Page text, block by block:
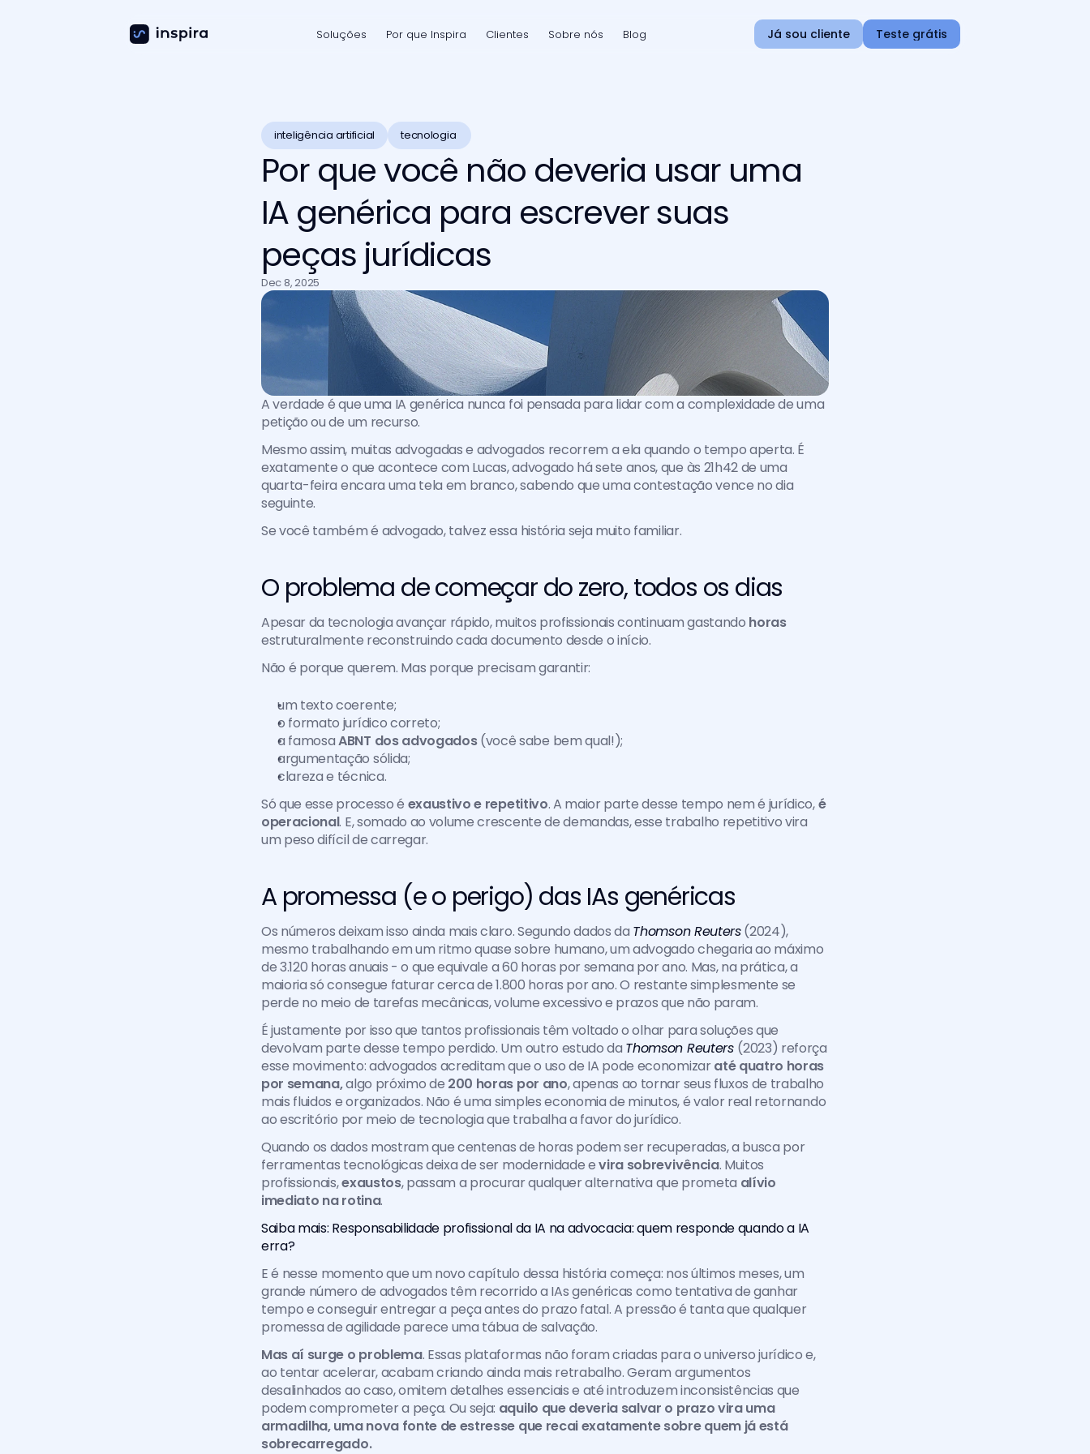
Soluções Por que Inspira Clientes Sobre nós Blog Já sou cliente Teste grátis
inteligência artificial tecnologia
Por que você não deveria usar uma
IA genérica para escrever suas
peças jurídicas
Dec 8, 2025
A verdade é que uma IA genérica nunca foi pensada para lidar com a complexidade de uma
petição ou de um recurso.
Mesmo assim, muitas advogadas e advogados recorrem a ela quando o tempo aperta. É
exatamente o que acontece com Lucas, advogado há sete anos, que às 21h42 de uma
quarta-feira encara uma tela em branco, sabendo que uma contestação vence no dia
seguinte.
Se você também é advogado, talvez essa história seja muito familiar.
O problema de começar do zero, todos os dias
Apesar da tecnologia avançar rápido, muitos profissionais continuam gastando horas
estruturalmente reconstruindo cada documento desde o início.
Não é porque querem. Mas porque precisam garantir:
um texto coerente;
o formato jurídico correto;
a famosa ABNT dos advogados (você sabe bem qual!);
argumentação sólida;
clareza e técnica.
Só que esse processo é exaustivo e repetitivo. A maior parte desse tempo nem é jurídico, é
operacional. E, somado ao volume crescente de demandas, esse trabalho repetitivo vira
um peso difícil de carregar.
A promessa (e o perigo) das IAs genéricas
Os números deixam isso ainda mais claro. Segundo dados da Thomson Reuters (2024),
mesmo trabalhando em um ritmo quase sobre humano, um advogado chegaria ao máximo
de 3.120 horas anuais - o que equivale a 60 horas por semana por ano. Mas, na prática, a
maioria só consegue faturar cerca de 1.800 horas por ano. O restante simplesmente se
perde no meio de tarefas mecânicas, volume excessivo e prazos que não param.
É justamente por isso que tantos profissionais têm voltado o olhar para soluções que
devolvam parte desse tempo perdido. Um outro estudo da Thomson Reuters (2023) reforça
esse movimento: advogados acreditam que o uso de IA pode economizar até quatro horas
por semana, algo próximo de 200 horas por ano, apenas ao tornar seus fluxos de trabalho
mais fluidos e organizados. Não é uma simples economia de minutos, é valor real retornando
ao escritório por meio de tecnologia que trabalha a favor do jurídico.
Quando os dados mostram que centenas de horas podem ser recuperadas, a busca por
ferramentas tecnológicas deixa de ser modernidade e vira sobrevivência. Muitos
profissionais, exaustos, passam a procurar qualquer alternativa que prometa alívio
imediato na rotina.
Saiba mais: Responsabilidade profissional da IA na advocacia: quem responde quando a IA
erra?
E é nesse momento que um novo capítulo dessa história começa: nos últimos meses, um
grande número de advogados têm recorrido a IAs genéricas como tentativa de ganhar
tempo e conseguir entregar a peça antes do prazo fatal. A pressão é tanta que qualquer
promessa de agilidade parece uma tábua de salvação.
Mas aí surge o problema. Essas plataformas não foram criadas para o universo jurídico e,
ao tentar acelerar, acabam criando ainda mais retrabalho. Geram argumentos
desalinhados ao caso, omitem detalhes essenciais e até introduzem inconsistências que
podem comprometer a peça. Ou seja: aquilo que deveria salvar o prazo vira uma
armadilha, uma nova fonte de estresse que recai exatamente sobre quem já está
sobrecarregado.